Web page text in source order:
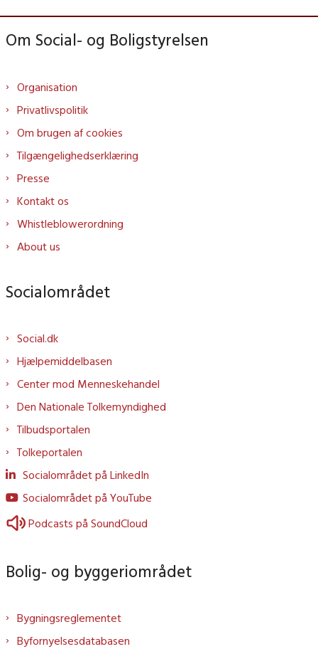
Om Social- og Boligstyrelsen
Organisation
Privatlivspolitik
Om brugen af cookies
Tilgængelighedserklæring
Presse
Kontakt os
Whistleblowerordning
About us
Socialområdet
Social.dk
Hjælpemiddelbasen
Center mod Menneskehandel
Den Nationale Tolkemyndighed
Tilbudsportalen
Tolkeportalen
Socialområdet på LinkedIn
Socialområdet på YouTube
Podcasts på SoundCloud
Bolig- og byggeriområdet
Bygningsreglementet
Byfornyelsesdatabasen